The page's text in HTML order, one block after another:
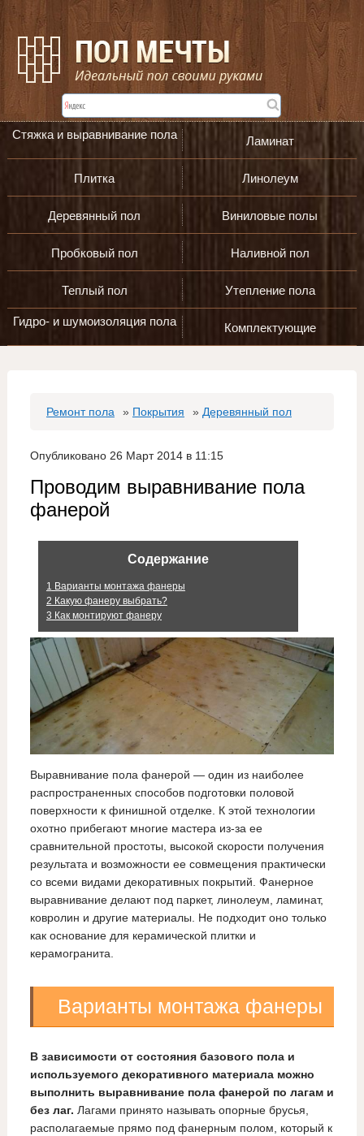
Стяжка и выравнивание пола Ламинат
Плитка Линолеум
Деревянный пол Виниловые полы
Пробковый пол Наливной пол
Теплый пол Утепление пола
Гидро- и шумоизоляция пола Комплектующие
Ремонт пола » Покрытия » Деревянный пол
Опубликовано 26 Март 2014 в 11:15
Проводим выравнивание пола
фанерой
Содержание
1 Варианты монтажа фанеры
2 Какую фанеру выбрать?
3 Как монтируют фанеру
Выравнивание пола фанерой — один из наиболее
распространенных способов подготовки половой
поверхности к финишной отделке. К этой технологии
охотно прибегают многие мастера из-за ее
сравнительной простоты, высокой скорости получения
результата и возможности ее совмещения практически
со всеми видами декоративных покрытий. Фанерное
выравнивание делают под паркет, линолеум, ламинат,
ковролин и другие материалы. Не подходит оно только
как основание для керамической плитки и
керамогранита.
Варианты монтажа фанеры
В зависимости от состояния базового пола и
используемого декоративного материала можно
выполнить выравнивание пола фанерой по лагам и
без лаг. Лагами принято называть опорные брусья,
располагаемые прямо под фанерным полом, который к